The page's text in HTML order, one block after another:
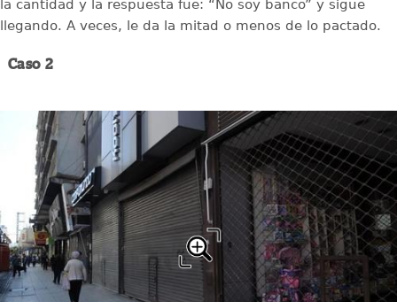
la cantidad y la respuesta fue: “No soy banco” y sigue
llegando. A veces, le da la mitad o menos de lo pactado.
Caso 2